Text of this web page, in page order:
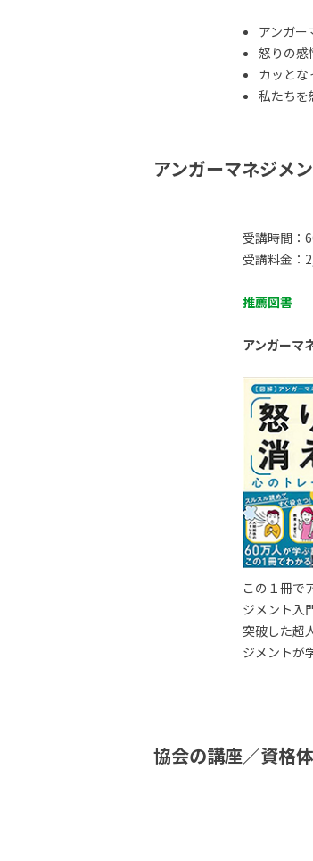
アンガー
怒りの感
カッとな
私たちを
アンガーマネジメ
受講時間：
受講料金：
推薦図書
アンガーマ
この１冊で
ジメント入
突破した超
ジメントが
協会の講座／資格